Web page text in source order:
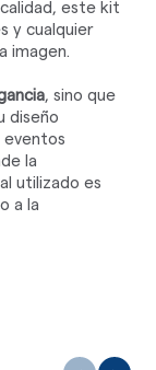
este kit
y cualquier
imagen.
, sino que
diseño
eventos
la
utilizado es
a la